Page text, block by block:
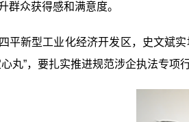
群众获得感和满意度。
新型工业化经济开发区，史文斌实
心丸”，要扎实推进规范涉企执法专